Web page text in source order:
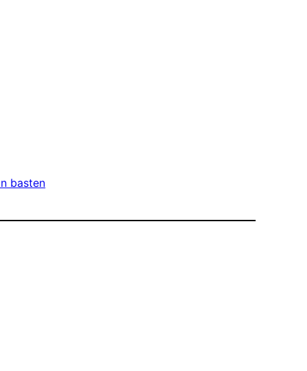
basten